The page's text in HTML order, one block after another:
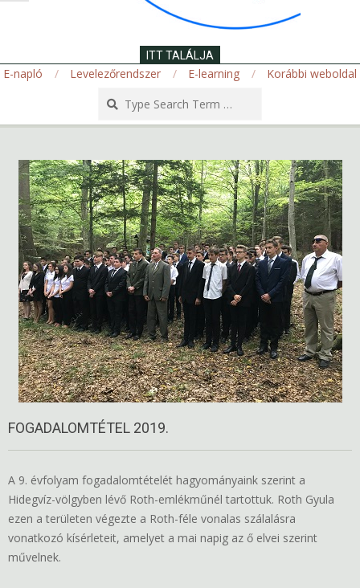
ITT TALÁLJA
E-napló Levelezőrendszer E-learning
Korábbi weboldal
Menu
FOGADALOMTÉTEL 2019.
A 9. évfolyam fogadalomtételét hagyományaink szerint a
Hidegvíz-völgyben lévő Roth-emlékműnél tartottuk. Roth Gyula
ezen a területen végezte a Roth-féle vonalas szálalásra
vonatkozó kísérleteit, amelyet a mai napig az ő elvei szerint
művelnek.